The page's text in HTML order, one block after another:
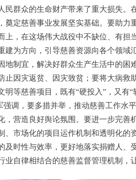
民群众的生命财产带来了重大损失
奠定慈善事业发展坚实基础。要助力
上，在这场伟大战役中不缺位、有
建为方向，引导慈善资源向各个领
地制宜，解决好群众生产生活中的困
止因灾返贫、因灾致贫；要将大病救
明等慈善项目，既有“硬投入”，又有
强调，要多措并举，推动慈善工作水
，营造良好舆论氛围。要进一步完善
、市场化的项目运作机制和透明化的
及时性与效率，更好地落实捐赠人、
业自律相结合的慈善监督管理机制，